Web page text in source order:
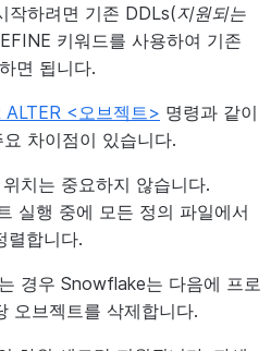
작하려면 기존 DDLs(지원되는
키워드를 사용하여 기존
면 됩니다.
ALTER <오브젝트> 명령과 같이
차이점이 있습니다.
치는 중요하지 않습니다.
실행 중에 모든 정의 파일에서
렬합니다.
경우 Snowflake는 다음에 프로
오브젝트를 삭제합니다.